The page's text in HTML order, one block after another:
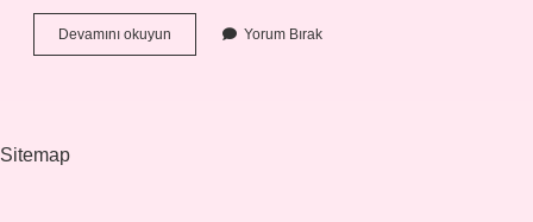
Devamını okuyun Tesadüfi
Suçlu
Yorum Bırak
Sitemap